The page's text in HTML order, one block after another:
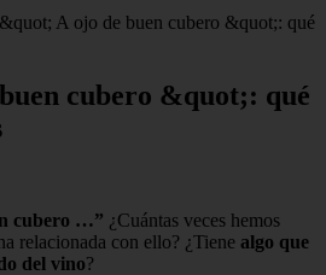
&quot; A ojo de buen cubero &quot;: qué
cubero &quot;: qué
cubero …” ¿Cuántas veces hemos
relacionada con ello? ¿Tiene algo que
del vino?